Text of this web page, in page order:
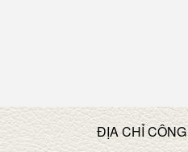
ĐỊA CHỈ